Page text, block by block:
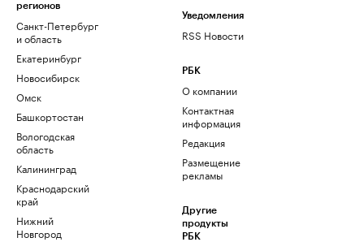
регионов
Санкт-Петербург
и область
Екатеринбург
Новосибирск
Омск
Башкортостан
Вологодская
область
Калининград
Краснодарский
край
Нижний
Новгород
Уведомления
RSS Новости
РБК
О компании
Контактная
информация
Редакция
Размещение
рекламы
Другие
продукты
РБК